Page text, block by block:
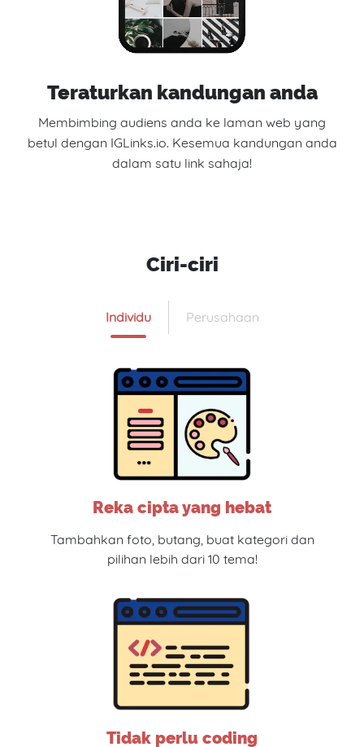
Teraturkan kandungan anda
Membimbing audiens anda ke laman web yang
betul dengan IGLinks.io. Kesemua kandungan anda
dalam satu link sahaja!
Ciri-ciri
Individu Perusahaan
Reka cipta yang hebat
Tambahkan foto, butang, buat kategori dan
pilihan lebih dari 10 tema!
Tidak perlu coding